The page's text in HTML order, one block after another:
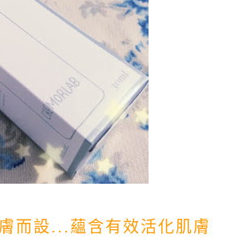
而設...蘊含有效活化肌膚